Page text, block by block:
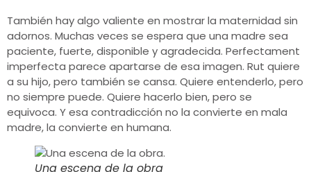
También hay algo valiente en mostrar la maternidad sin
adornos. Muchas veces se espera que una madre sea
paciente, fuerte, disponible y agradecida. Perfectament
imperfecta parece apartarse de esa imagen. Rut quiere
a su hijo, pero también se cansa. Quiere entenderlo, pero
no siempre puede. Quiere hacerlo bien, pero se
equivoca. Y esa contradicción no la convierte en mala
madre, la convierte en humana.
Una escena de la obra